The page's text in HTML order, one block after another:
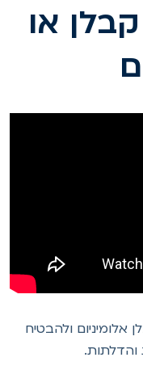
או
ולהבטיח